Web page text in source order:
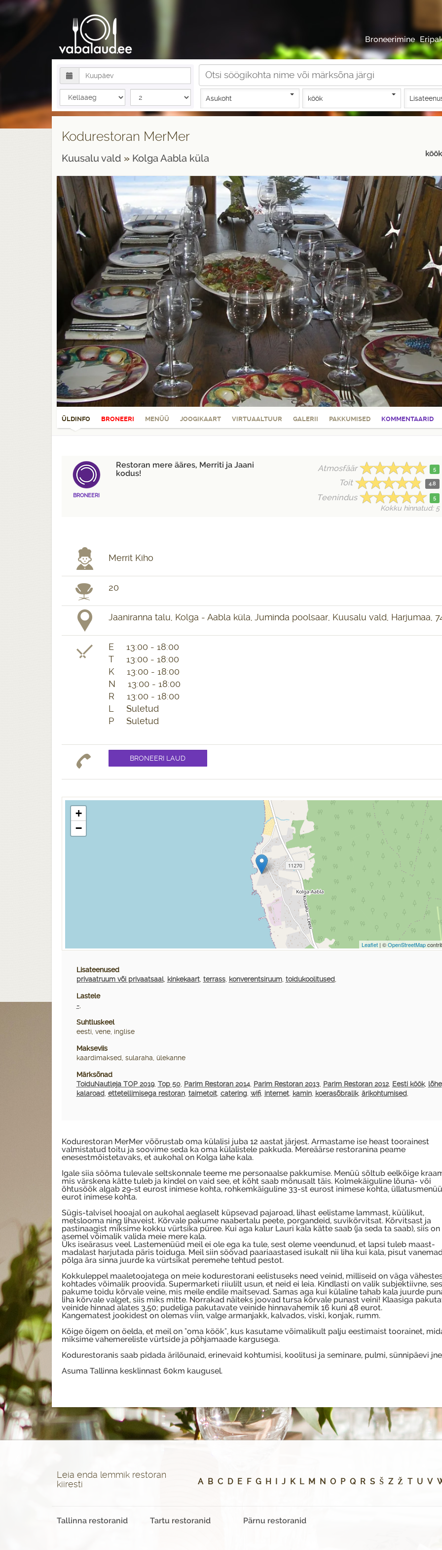
Broneerimine
Asukoht köök
Kodurestoran MerMer
Kuusalu vald » Kolga Aabla küla
ÜLDINFO BRONEERI MENÜÜ JOOGIKAART VIRTUAALTUUR GALERII PAKKUMISED KOMMENTAARID
BRONEERI
Restoran mere ääres, Merriti ja Jaani
kodus!
Atmosfäär 5
Toit 4.8
Teenindus 5
Kokku hinnatud: 5
Merrit Kiho
20
Jaaniranna talu, Kolga - Aabla küla, Juminda poolsaar, Kuusalu vald, Harjumaa,
E 13:00 - 18:00
T 13:00 - 18:00
K 13:00 - 18:00
N 13:00 - 18:00
R 13:00 - 18:00
L Suletud
P Suletud
+
−
Leaflet| ©OpenStreetMap
Lisateenused
privaatruum või privaatsaal, kinkekaart, terrass, konverentsiruum, toidukoolitused,
Lastele
-,
Suhtluskeel
eesti, vene, inglise
Makseviis
kaardimaksed, sularaha, ülekanne
Märksõnad
ToiduNautleja TOP 2019, Top 50, Parim Restoran 2014, Parim Restoran 2013, Parim Restoran 2012, Eesti köök, lõhe
kalaroad, ettetellimisega restoran, taimetoit, catering, wifi, internet, kamin, koerasõbralik, ärikohtumised,
Kodurestoran MerMer võõrustab oma külalisi juba 12 aastat järjest. Armastame ise heast toorainest
valmistatud toitu ja soovime seda ka oma külalistele pakkuda. Mereäärse restoranina peame
enesestmõistetavaks, et aukohal on Kolga lahe kala.
Igale siia sööma tulevale seltskonnale teeme me personaalse pakkumise. Menüü sõltub eelkõige
mis värskena kätte tuleb ja kindel on vaid see, et kõht saab mõnusalt täis. Kolmekäiguline lõuna- või
õhtusöök algab 29-st eurost inimese kohta, rohkemkäiguline 33-st eurost inimese kohta,
eurot inimese kohta.
Sügis-talvisel hooajal on aukohal aeglaselt küpsevad pajaroad, lihast eelistame lammast, küülikut,
metslooma ning lihaveist. Kõrvale pakume naabertalu peete, porgandeid, suvikõrvitsat. Kõrvitsast ja
pastinaagist miksime kokku vürtsika püree. Kui aga kalur Lauri kala kätte saab (ja seda ta saab), siis on
asemel võimalik valida meie mere kala.
Üks iseärasus veel. Lastemenüüd meil ei ole ega ka tule, sest oleme veendunud, et lapsi tuleb maast-
madalast harjutada päris toiduga. Meil siin söövad paariaastased isukalt nii liha kui kala, pisut
põlga ära sinna juurde ka vürtsikat peremehe tehtud pestot.
Kokkuleppel maaletoojatega on meie kodurestorani eelistuseks need veinid, milliseid on väga
kohtades võimalik proovida. Supermarketi riiulilt usun, et neid ei leia. Kindlasti on valik subjektiivne,
pakume toidu kõrvale veine, mis meile endile maitsevad. Samas aga kui külaline tahab kala juurde
liha kõrvale valget, siis miks mitte. Norrakad näiteks joovad tursa kõrvale punast veini! Klaasiga
veinide hinnad alates 3,50; pudeliga pakutavate veinide hinnavahemik 16 kuni 48 eurot.
Kangematest jookidest on olemas viin, valge armanjakk, kalvados, viski, konjak, rumm.
Kõige õigem on öelda, et meil on "oma köök", kus kasutame võimalikult palju eestimaist toorainet,
miksime vahemereliste vürtside ja põhjamaade kargusega.
Kodurestoranis saab pidada ärilõunaid, erinevaid kohtumisi, koolitusi ja seminare, pulmi, sünnipäevi
Asuma Tallinna kesklinnast 60km kaugusel.
Leia enda lemmik restoran
kiiresti
A B C D E F G H J K L M N O P Q R S Š Z Ž T U V
Tallinna restoranid Tartu restoranid Pärnu restoranid